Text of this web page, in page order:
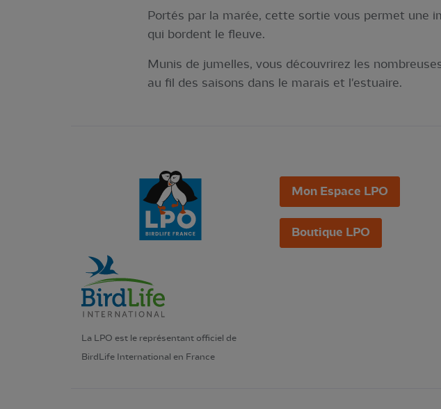
Portés par la marée, cette sortie vous permet une
qui bordent le fleuve.
Munis de jumelles, vous découvrirez les
au fil des saisons dans le marais et l'estuaire.
La LPO est le représentant officiel de
BirdLife International en France
Mon Espace LPO
Boutique LPO